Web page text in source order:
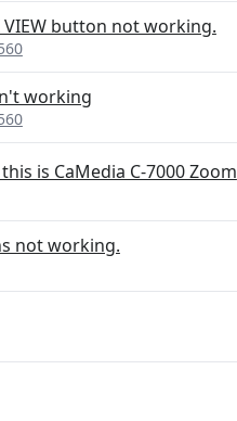
VIEW button not working.
working
is CaMedia C-7000 Zoom
not working.